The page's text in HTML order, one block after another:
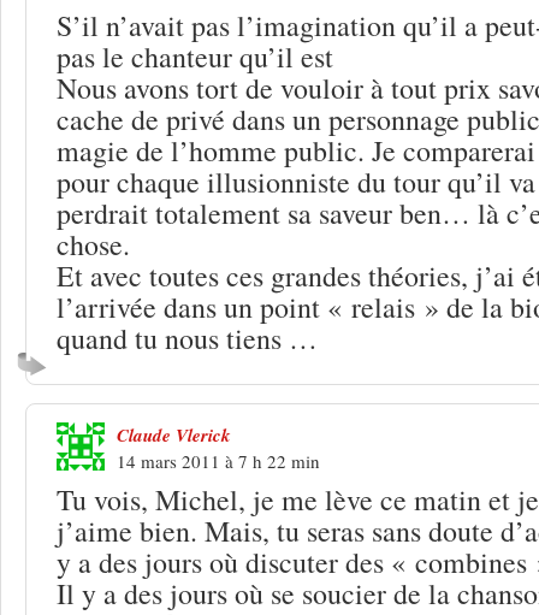
S’il n’avait pas l’imagination qu’il a
pas le chanteur qu’il est
Nous avons tort de vouloir à tout prix
cache de privé dans un personnage
magie de l’homme public. Je
pour chaque illusionniste du tour qu’il
perdrait totalement sa saveur ben… là
chose.
Et avec toutes ces grandes théories, j’ai
l’arrivée dans un point « relais » de la
quand tu nous tiens …
Claude Vlerick
14 mars 2011 à 7 h 22 min
Tu vois, Michel, je me lève ce matin et
j’aime bien. Mais, tu seras sans doute
y a des jours où discuter des «
Il y a des jours où se soucier de la